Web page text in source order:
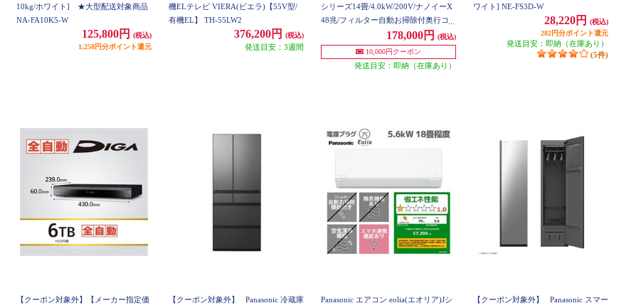
10kg/ホワイト] ★大型配送対象商品
NA-FA10K5-W
125,800円
(税込)
1,258円分ポイント還元
機ELテレビ VIERA(ビエラ)【55V型/
有機EL】 TH-55LW2
376,200円 (税込)
発送目安：3週間
シリーズ14畳/4.0kW/200V/ナノイーX
48兆/フィルター自動お掃除付奥行コ
ンパクト/W/2026年度 CS-EX406D2-ES
ET
178,000円
(税込)
10,000円クーポン
発送目安：即納（在庫あり）
ワイト] NE-FS3D-W
28,220円
(税込)
282円分ポイント還元
発送目安：即納（在庫あり）
(5件)
【クーポン対象外】【メーカー指定価
【クーポン対象外】
Panasonic 冷蔵庫
Panasonic エアコン eolia(エオリア)Jシ
【クーポン対象外】
Panasonic スマー